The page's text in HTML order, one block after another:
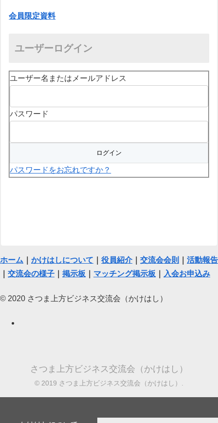
会員限定資料
ユーザーログイン
ユーザー名またはメールアドレス
パスワード
パスワードをお忘れですか？
ホーム かけはしについて 役員紹介｜ 交流会会則
活動報告
交流会の様子 掲示板 マッチング掲示板 入会お申込み
© 2020 さつま上方ビジネス交流会（かけはし）
さつま上方ビジネス交流会（かけはし）
© 2019 さつま上方ビジネス交流会（かけはし）.